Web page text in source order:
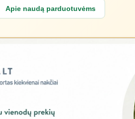
Apie naudą parduotuvėms